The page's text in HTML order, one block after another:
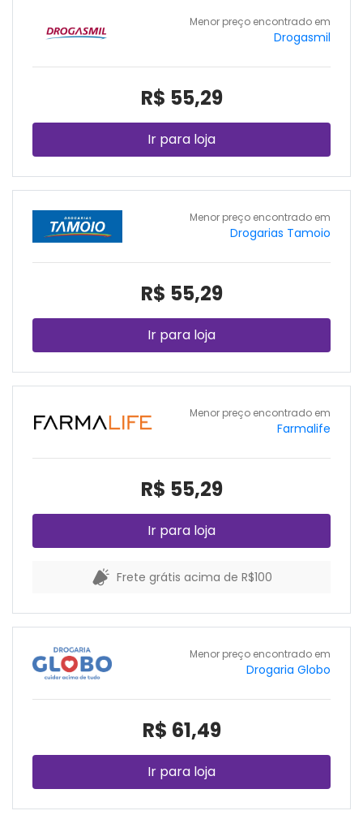
Menor preço encontrado em
Drogasmil
R$ 55,29
Ir para loja
Menor preço encontrado em
Drogarias Tamoio
R$ 55,29
Ir para loja
Menor preço encontrado em
Farmalife
R$ 55,29
Ir para loja
Frete grátis acima de R$100
Menor preço encontrado em
Drogaria Globo
R$ 61,49
Ir para loja